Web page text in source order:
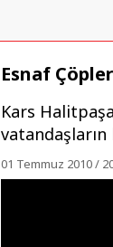
Esnaf
Kars
01 Temmuz 2010 /